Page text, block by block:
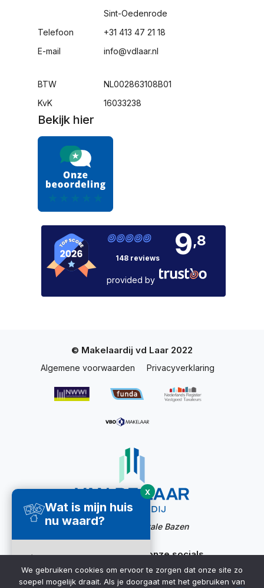
Wat is mijn huis
nu waard?
Direct een
waardecheck
X
Telefoon
E-mail
BTW
KvK
Sint-Oedenrode
+31 413 47 21 18
info@vdlaar.nl
NL002863108B01
16033238
Bekijk hier
148 reviews 9,8
provided by
© Makelaardij vd Laar 2022
Algemene voorwaarden Privacyverklaring
Website door: Digitale Bazen
Ook bereikbaar via onze socials
We gebruiken cookies om ervoor te zorgen dat onze site zo
soepel mogelijk draait. Als je doorgaat met het gebruiken van